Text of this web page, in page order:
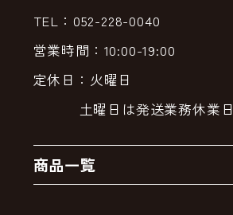
TEL：052-228-0040
営業時間：10:00-19:00
定休日：火曜日
土曜日は発送業務休業日
商品一覧